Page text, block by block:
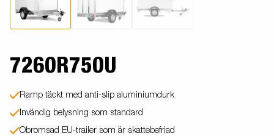
7260R750U
Ramp täckt med anti-slip aluminiumdurk
Invändig belysning som standard
Obromsad EU-trailer som är skattebefriad